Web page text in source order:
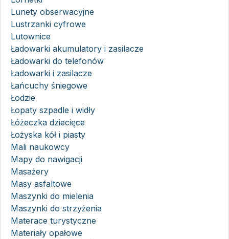
Lunety obserwacyjne
Lustrzanki cyfrowe
Lutownice
Ładowarki akumulatory i zasilacze
Ładowarki do telefonów
Ładowarki i zasilacze
Łańcuchy śniegowe
Łodzie
Łopaty szpadle i widły
Łóżeczka dziecięce
Łożyska kół i piasty
Mali naukowcy
Mapy do nawigacji
Masażery
Masy asfaltowe
Maszynki do mielenia
Maszynki do strzyżenia
Materace turystyczne
Materiały opałowe